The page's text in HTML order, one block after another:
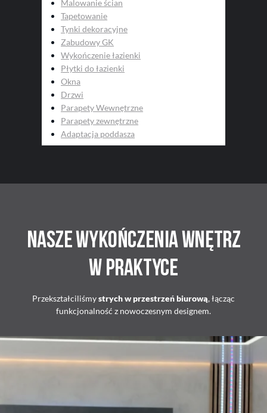
Malowanie ścian
Tapetowanie
Tynki dekoracyjne
Zabudowy GK
Wykończenie łazienki
Płytki do łazienki
Okna
Drzwi
Parapety Wewnętrzne
Parapety zewnętrzne
Adaptacja poddasza
Nasze wykończenia wnętrz
w praktyce
Przekształciliśmystrych w przestrzeń biurową, łącząc
funkcjonalność z nowoczesnym designem.